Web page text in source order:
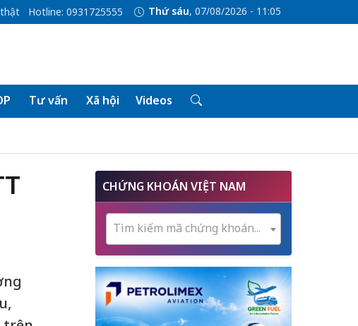
Hotline: 0931725555 Thứ sáu, 07/08/2026 - 11:05
Tư vấn Xã hội Videos
CHỨNG KHOÁN VIỆT NAM
Tìm kiếm mã chứng khoán...